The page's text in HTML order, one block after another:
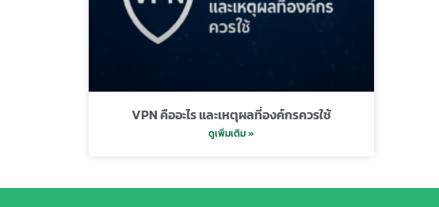
VPN คืออะไร และเหตุผลที่องค์กรควรใช้
ดูเพิ่มเติม »